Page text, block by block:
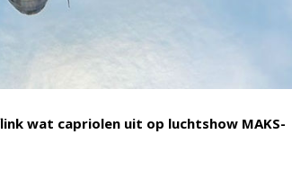
wat capriolen uit op luchtshow MAKS-